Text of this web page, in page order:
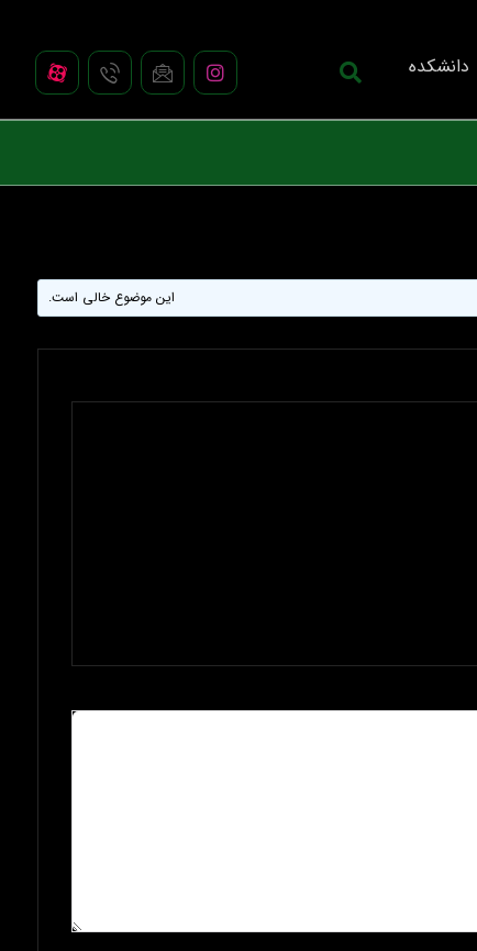
دانشکده
این موضوع خالی است.